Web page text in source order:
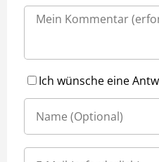
Ich wünsche eine